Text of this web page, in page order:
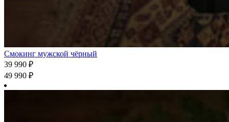
Смокинг мужской чёрный
39 990 ₽
49 990 ₽